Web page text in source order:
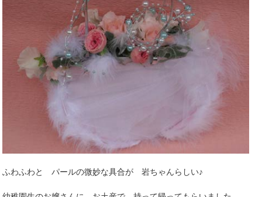
ふわふわと パールの微妙な具合が 岩ちゃんらしい♪